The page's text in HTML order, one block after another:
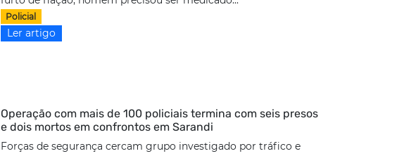
Policial
Ler artigo
Operação com mais de 100 policiais termina com seis presos
e dois mortos em confrontos em Sarandi
Forças de segurança cercam grupo investigado por tráfico e